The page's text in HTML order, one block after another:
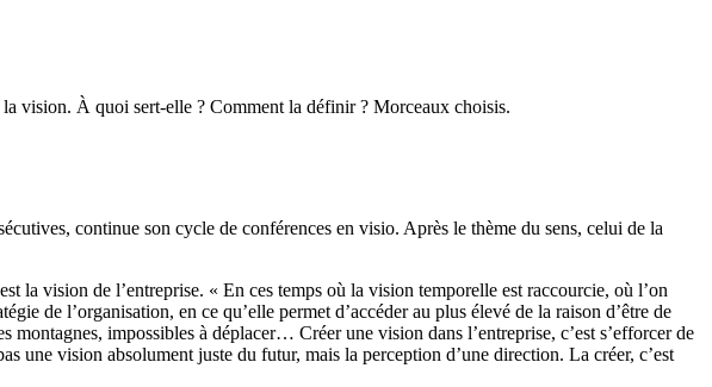
la vision. À quoi sert-elle ? Comment la définir ? Morceaux choisis.
continue son cycle de conférences en visio. Après le thème du sens, celui de la
la vision de l’entreprise. « En ces temps où la vision temporelle est raccourcie, où l’on
de l’organisation, en ce qu’elle permet d’accéder au plus élevé de la raison d’être de
impossibles à déplacer… Créer une vision dans l’entreprise, c’est s’efforcer de
une vision absolument juste du futur, mais la perception d’une direction. La créer, c’est